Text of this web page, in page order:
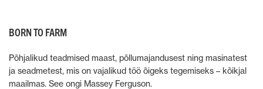
BORN TO FARM
Põhjalikud teadmised maast, põllumajandusest ning masinatest
ja seadmetest, mis on vajalikud töö õigeks tegemiseks – kõikjal
maailmas. See ongi Massey Ferguson.